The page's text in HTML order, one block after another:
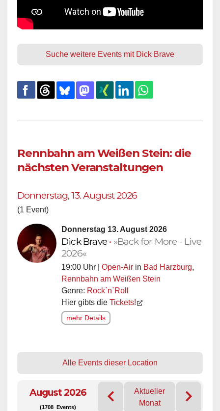
Suche weitere Events mit Dick Brave
Rennbahn am Weißen Stein: die
nächsten Veranstaltungen
Donnerstag, 13. August 2026
(1 Event)
Donnerstag 13. August 2026
Dick Brave • »Back for More - Live
2026«
19:00 Uhr | Open-Air in Bad Harzburg,
Rennbahn am Weißen Stein
Genre: Rock`n`Roll
Hier gibts die Tickets!
mehr Details
Alle Events dieser Location
August 2026
(1708 Events)
Aktueller
Monat